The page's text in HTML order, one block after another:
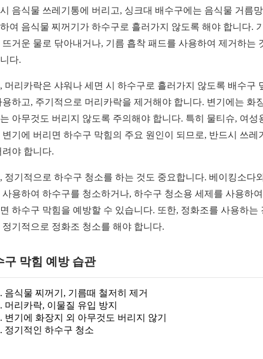
음식물 쓰레기통에 버리고, 싱크대 배수구에는 음식물 거름
여 음식물 찌꺼기가 하수구로 흘러가지 않도록 해야 합니다.
뜨거운 물로 닦아내거나, 기름 흡착 패드를 사용하여 제거하는
다.
머리카락은 샤워나 세면 시 하수구로 흘러가지 않도록 배수구
용하고, 주기적으로 머리카락을 제거해야 합니다. 변기에는 화
아무것도 버리지 않도록 주의해야 합니다. 특히 물티슈, 여성
변기에 버리면 하수구 막힘의 주요 원인이 되므로, 반드시 쓰레
려야 합니다.
정기적으로 하수구 청소를 하는 것도 중요합니다. 베이킹소다
사용하여 하수구를 청소하거나, 하수구 청소용 세제를 사용하
하수구 막힘을 예방할 수 있습니다. 또한, 정화조를 사용하는
정기적으로 정화조 청소를 해야 합니다.
구 막힘 예방 습관
음식물 찌꺼기, 기름때 철저히 제거
머리카락, 이물질 유입 방지
변기에 화장지 외 아무것도 버리지 않기
정기적인 하수구 청소